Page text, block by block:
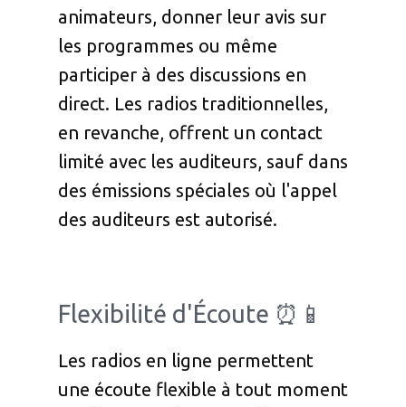
animateurs, donner leur avis sur
les programmes ou même
participer à des discussions en
direct. Les radios traditionnelles,
en revanche, offrent un contact
limité avec les auditeurs, sauf dans
des émissions spéciales où l'appel
des auditeurs est autorisé.
Flexibilité d'Écoute ⏰📱
Les radios en ligne permettent
une écoute flexible à tout moment